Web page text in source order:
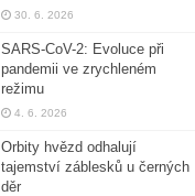
30. 6. 2026
SARS-CoV-2: Evoluce při
pandemii ve zrychleném
režimu
4. 6. 2026
Orbity hvězd odhalují
tajemství záblesků u černých
děr